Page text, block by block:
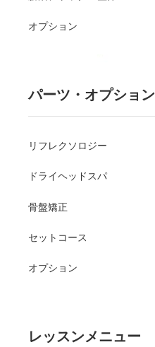
オプション
パーツ・オプション
リフレクソロジー
ドライヘッドスパ
骨盤矯正
セットコース
オプション
レッスンメニュー